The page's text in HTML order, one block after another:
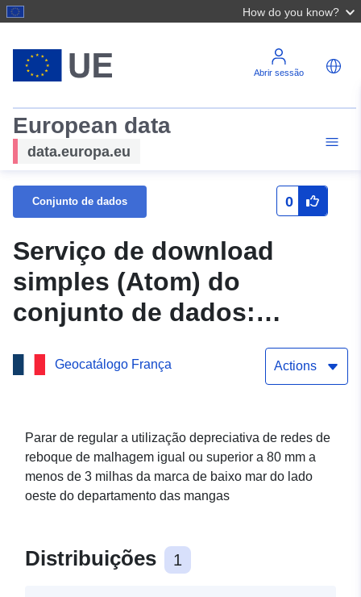
How do you know?
Abrir sessão
European data
data.europa.eu
Conjunto de dados 0
Serviço de download
simples (Atom) do
conjunto de dados:
Paragem n.º 024/2017
Geocatálogo França Actions
Parar de regular a utilização depreciativa de redes de
reboque de malhagem igual ou superior a 80 mm a
menos de 3 milhas da marca de baixo mar do lado
oeste do departamento das mangas
Distribuições 1